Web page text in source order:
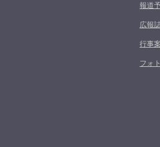
報道
広報
行事
フォ